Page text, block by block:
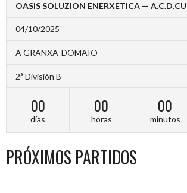
OASIS SOLUZION ENERXETICA —
04/10/2025
A GRANXA-DOMAIO
2ª División B
00
días
00
horas
00
minutos
PRÓXIMOS PARTIDOS